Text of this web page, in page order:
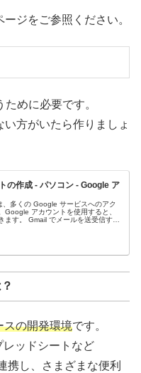
ジをご参照ください。
ために必要です。
方がいたら作りましょ
の作成 - パソコン - Google ア
多くの Google サービスへのアク
Google アカウントを使用すると、
ます。 Gmail でメールを送受信する
スの開発環境です。
ッドシートなど
携し、さまざまな便利